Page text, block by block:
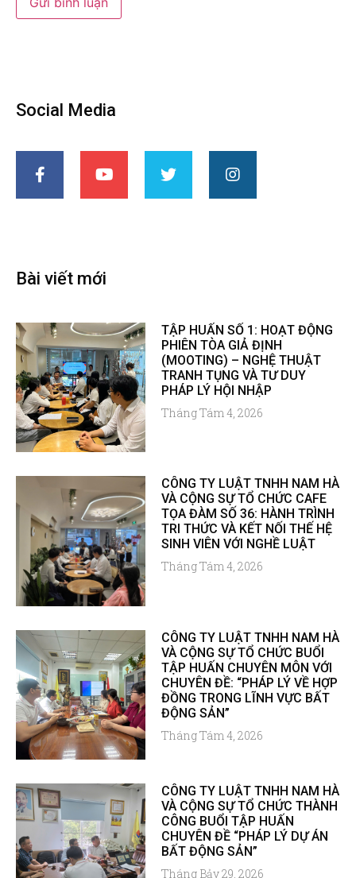
Social Media
Bài viết mới
TẬP HUẤN SỐ 1: HOẠT ĐỘNG
PHIÊN TÒA GIẢ ĐỊNH
(MOOTING) – NGHỆ THUẬT
TRANH TỤNG VÀ TƯ DUY
PHÁP LÝ HỘI NHẬP
Tháng Tám 4, 2026
CÔNG TY LUẬT TNHH NAM HÀ
VÀ CỘNG SỰ TỔ CHỨC CAFE
TỌA ĐÀM SỐ 36: HÀNH TRÌNH
TRI THỨC VÀ KẾT NỐI THẾ HỆ
SINH VIÊN VỚI NGHỀ LUẬT
Tháng Tám 4, 2026
CÔNG TY LUẬT TNHH NAM HÀ
VÀ CỘNG SỰ TỔ CHỨC BUỔI
TẬP HUẤN CHUYÊN MÔN VỚI
CHUYÊN ĐỀ: “PHÁP LÝ VỀ HỢP
ĐỒNG TRONG LĨNH VỰC BẤT
ĐỘNG SẢN”
Tháng Tám 4, 2026
CÔNG TY LUẬT TNHH NAM HÀ
VÀ CỘNG SỰ TỔ CHỨC THÀNH
CÔNG BUỔI TẬP HUẤN
CHUYÊN ĐỀ “PHÁP LÝ DỰ ÁN
BẤT ĐỘNG SẢN”
Tháng Bảy 29, 2026